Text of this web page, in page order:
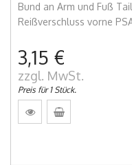
Bund an Arm und Fuß
Reißverschluss vorne
3,15 €
zzgl. MwSt.
Preis für 1 Stück.